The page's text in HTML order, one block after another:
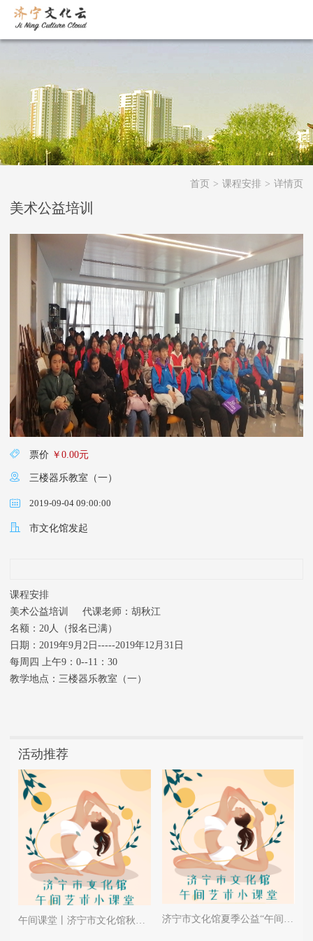
首页 > 课程安排 > 详情页
美术公益培训
票价 ￥0.00元
三楼器乐教室（一）
市文化馆发起
课程安排
美术公益培训 代课老师：胡秋江
名额：20人（报名已满）
日期：2019年9月2日-----2019年12月31日
每周四 上午9：0--11：30
教学地点：三楼器乐教室（一）
活动推荐